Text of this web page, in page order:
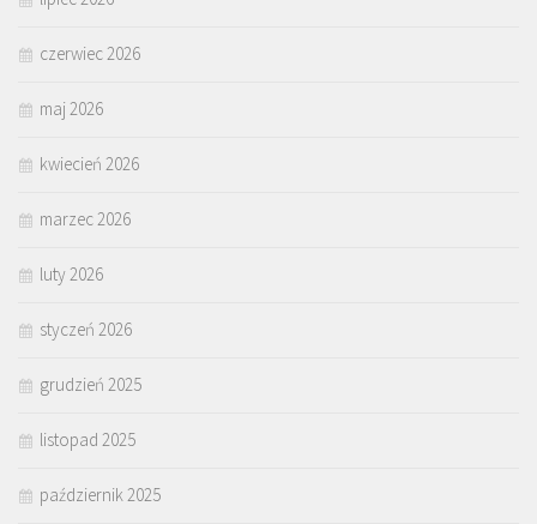
czerwiec 2026
maj 2026
kwiecień 2026
marzec 2026
luty 2026
styczeń 2026
grudzień 2025
listopad 2025
październik 2025